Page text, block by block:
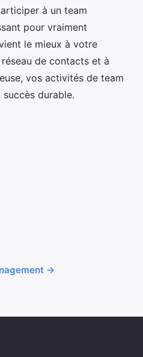
à un team
pour vraiment
le mieux à votre
de contacts et à
vos activités de team
durable.
→